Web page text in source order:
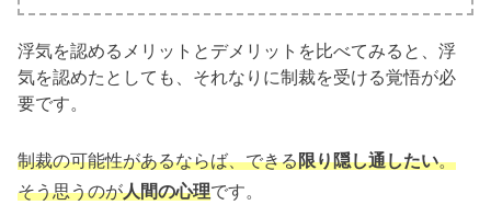
浮気を認めるメリットとデメリットを比べてみると、浮
気を認めたとしても、それなりに制裁を受ける覚悟が必
要です。
制裁の可能性があるならば、できる限り隠し通したい。
そう思うのが人間の心理です。